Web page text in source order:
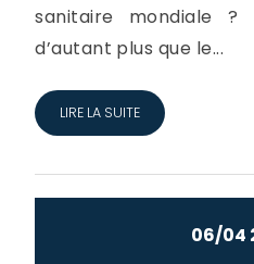
sanitaire mondiale
d’autant plus que le...
LIRE LA SUITE
06/04